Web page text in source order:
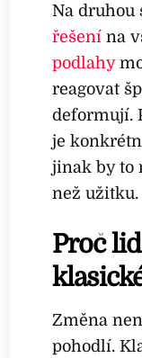
Na druhou
řešení na
podlahy
reagovat
deformují.
je
jinak by to
než užitku.
Proč
Změna
pohodlí.